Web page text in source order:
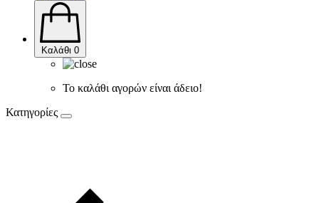
Καλάθι 0
Το καλάθι αγορών είναι άδειο!
Κατηγορίες